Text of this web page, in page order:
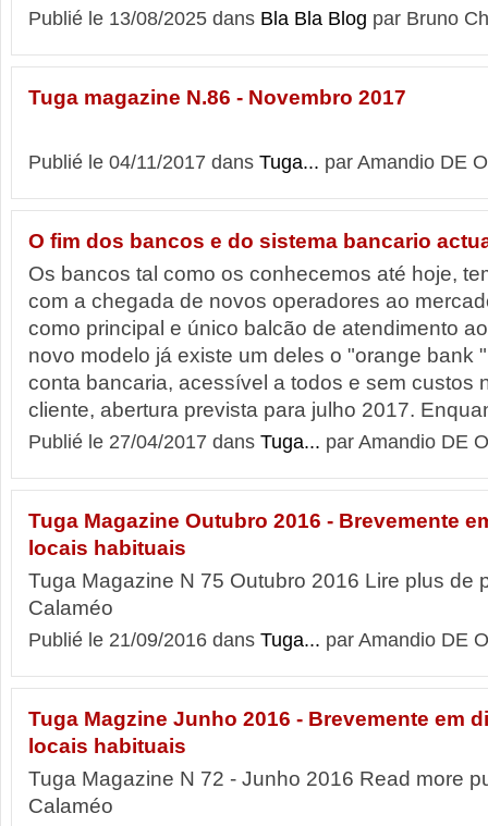
Publié le 13/08/2025 dans Bla Bla Blog par Bruno
Tuga magazine N.86 - Novembro 2017
Publié le 04/11/2017 dans Tuga... par Amandio DE
O fim dos bancos e do sistema bancario
Os bancos tal como os conhecemos até hoje,
com a chegada de novos operadores ao
como principal e único balcão de atendimento
novo modelo já existe um deles o "orange bank
conta bancaria, acessível a todos e sem custos
cliente, abertura prevista para julho 2017.
Publié le 27/04/2017 dans Tuga... par Amandio DE
Tuga Magazine Outubro 2016 - Brevemente
locais habituais
Tuga Magazine N 75 Outubro 2016 Lire plus de
Calaméo
Publié le 21/09/2016 dans Tuga... par Amandio DE
Tuga Magzine Junho 2016 - Brevemente em
locais habituais
Tuga Magazine N 72 - Junho 2016 Read more
Calaméo